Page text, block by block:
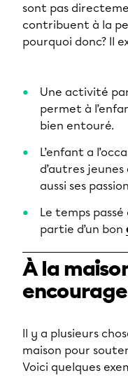
sont pas
contribuent à la
pourquoi donc? Il
Une activité
permet à
bien entouré.
L’enfant a
d’autres
aussi ses
Le temps
partie d’un bon
À la
Il y a plusieurs
maison pour
Voici quelques